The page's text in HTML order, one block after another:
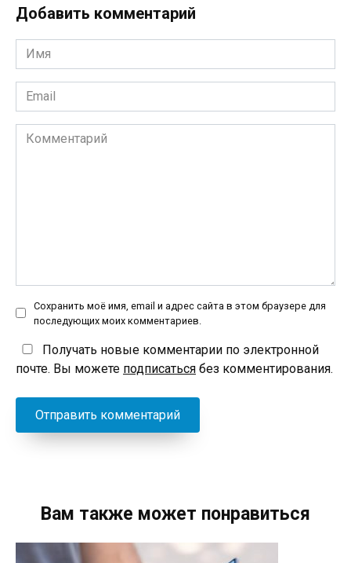
Добавить комментарий
Имя
*
Email
*
Комментарий
Сохранить моё имя, email и адрес сайта в этом браузере для
последующих моих комментариев.
Получать новые комментарии по электронной
почте. Вы можете подписаться без комментирования.
Вам также может понравиться